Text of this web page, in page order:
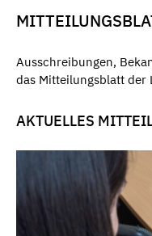
Ausschreibungen,
das Mitteilungsblatt der
AKTUELLES